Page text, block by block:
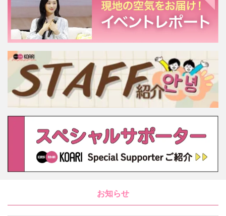
お知らせ